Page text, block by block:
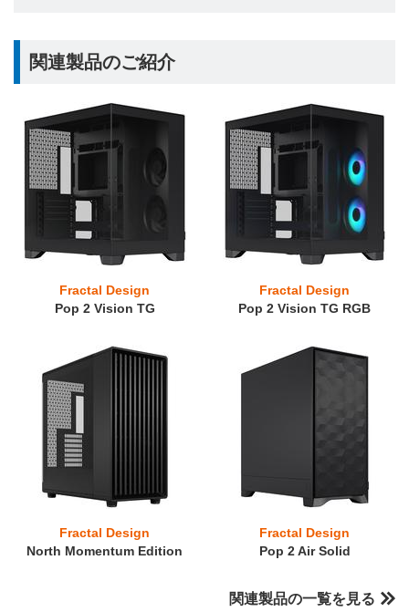
関連製品のご紹介
Fractal Design
Pop 2 Vision TG
Fractal Design
Pop 2 Vision TG RGB
Fractal Design
North Momentum Edition
Fractal Design
Pop 2 Air Solid
関連製品の一覧を見る